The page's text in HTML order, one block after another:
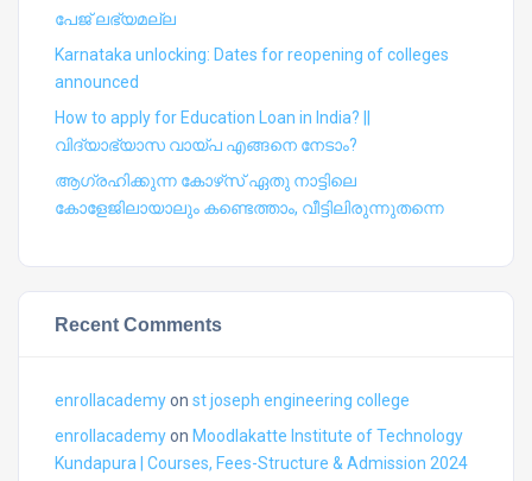
പേജ് ലഭ്യമല്ല
Karnataka unlocking: Dates for reopening of colleges
announced
How to apply for Education Loan in India? ||
വിദ്യാഭ്യാസ വായ്പ എങ്ങനെ നേടാം?
ആഗ്രഹിക്കുന്ന കോഴ്‍സ് ഏതു നാട്ടിലെ
കോളേജിലായാലും കണ്ടെത്താം, വീട്ടിലിരുന്നുതന്നെ
Recent Comments
enrollacademyon st joseph engineering college
enrollacademyon Moodlakatte Institute of Technology
Kundapura | Courses, Fees-Structure & Admission 2024